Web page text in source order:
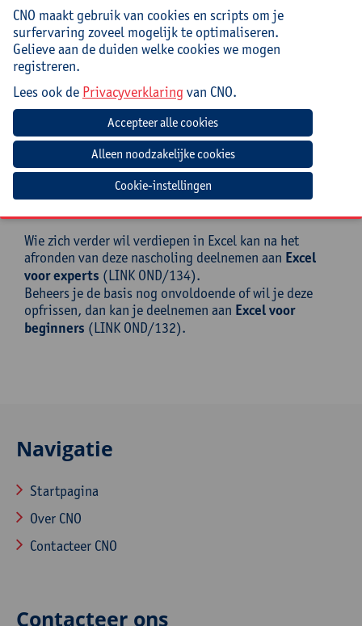
Opgeladen laptop (met lader en muis) met hierop
Excel 2021, 2024 of M365 (aanbevolen) geïnstalleerd.
Het gaat om de desktopversie van M365, niet om de
webversie (online in een browser) gezien de online
mogelijkheden beperkt zijn t.o.v. de desktopversie. De
belangrijkste verschillen kan je op deze website
vergelijken:
https://www.computertutoring.co.uk/blogs/microsoft-
365-online-vs-desktop.
Geen chromebook!
Goed om te weten
Wie zich verder wil verdiepen in Excel kan na het
afronden van deze nascholing deelnemen aan Excel
voor experts (LINK OND/134).
Beheers je de basis nog onvoldoende of wil je deze
opfrissen, dan kan je deelnemen aan Excel voor
beginners (LINK OND/132).
Navigatie
Startpagina
Over CNO
Contacteer CNO
Contacteer ons
CNO maakt gebruik van cookies en scripts om je
surfervaring zoveel mogelijk te optimaliseren.
Gelieve aan de duiden welke cookies we mogen
registreren.
Lees ook de Privacyverklaring van CNO.
Cookie-instellingen